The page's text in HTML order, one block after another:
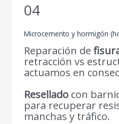
04
Microcemento y hormigón
Reparación de
retracción vs
actuamos en
Resellado con
para recuperar
manchas y tráfico.